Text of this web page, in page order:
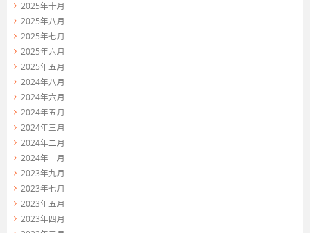
2025年十月
2025年八月
2025年七月
2025年六月
2025年五月
2024年八月
2024年六月
2024年五月
2024年三月
2024年二月
2024年一月
2023年九月
2023年七月
2023年五月
2023年四月